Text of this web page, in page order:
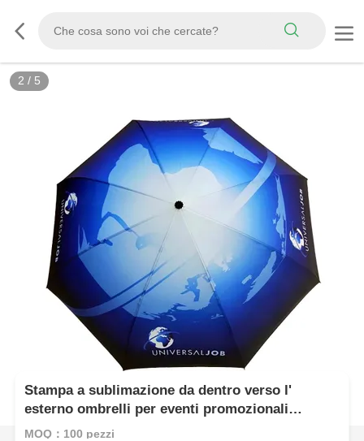
2 / 5
Stampa a sublimazione da dentro verso l'
esterno ombrelli per eventi promozionali
ombrello con maniglia a C
MOQ：100 pezzi